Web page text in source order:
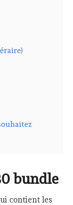
bundle
contient les